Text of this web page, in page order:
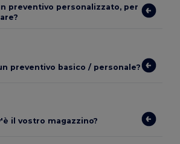
preventivo personalizzato, per
preventivo basico / personale?
il vostro magazzino?